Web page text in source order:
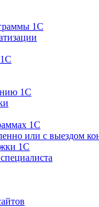
1С
1С
1С
или с выездом
1С